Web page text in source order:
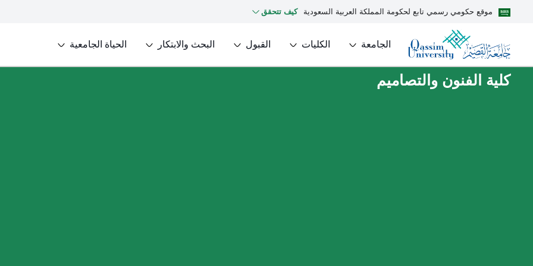
موقع حكومي رسمي تابع لحكومة المملكة العربية السعودية كيف تتحقق
الجامعة الكليات القبول البحث والابتكار الحياة الجامعية
كلية الفنون والتصاميم